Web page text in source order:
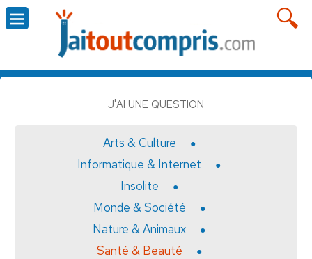
J'AI UNE QUESTION
Arts & Culture
Informatique & Internet
Insolite
Monde & Société
Nature & Animaux
Santé & Beauté